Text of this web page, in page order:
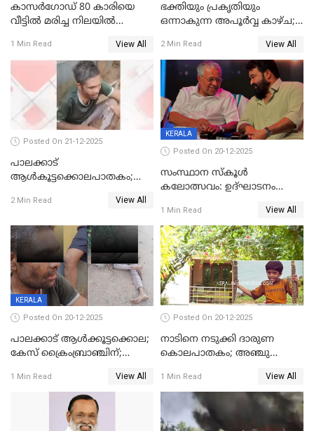
കാസർഗോഡ് 80 കാരിയെ
വീട്ടിൽ മരിച്ച നിലയിൽ
1 Min Read View All
ഭക്തിയും പ്രകൃതിയും
ഒന്നാകുന്ന അപൂര്‍വ്വ കാഴ്ച;
കാഴ്ചാനുഭവമൊരുക്കി
ശബരീ നന്ദനം
2 Min Read View All
Posted On 21-12-2025
പാലക്കാട്‌
ആൾകൂട്ടക്കൊലപാതകം;
ഊർജ്ജിതമാക്കിമാക്കി
2 Min Read View All
KERALA
Posted On 20-12-2025
സംസ്ഥാന സ്കൂൾ
കലോത്സവം: ഉദ്ഘാടനം
മുഖ്യാതിഥിയായി
മോഹൻലാൽ
1 Min Read View All
KERALA
Posted On 20-12-2025
പാലക്കാട് ആൾക്കൂട്ടക്കൊല;
കേസ് ക്രൈംബ്രാഞ്ചിന്;
അന്വേഷിക്കും
1 Min Read View All
Posted On 20-12-2025
നാടിനെ നടുക്കി ദാരുണ
കൊലപാതകം; അഞ്ചു
കഴുത്തുഞെരിച്ച് കൊന്നു
1 Min Read View All